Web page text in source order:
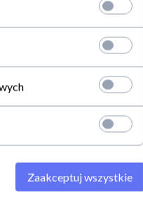
Zaakceptuj wszystkie